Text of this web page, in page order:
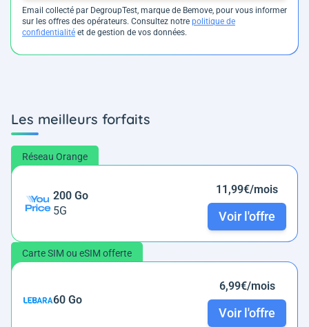
Email collecté par DegroupTest, marque de Bemove, pour vous informer
sur les offres des opérateurs. Consultez notre politique de
confidentialité et de gestion de vos données.
Les meilleurs forfaits
Réseau Orange
200 Go
5G
11,99€/mois
Voir l'offre
Carte SIM ou eSIM offerte
60 Go
6,99€/mois
Voir l'offre